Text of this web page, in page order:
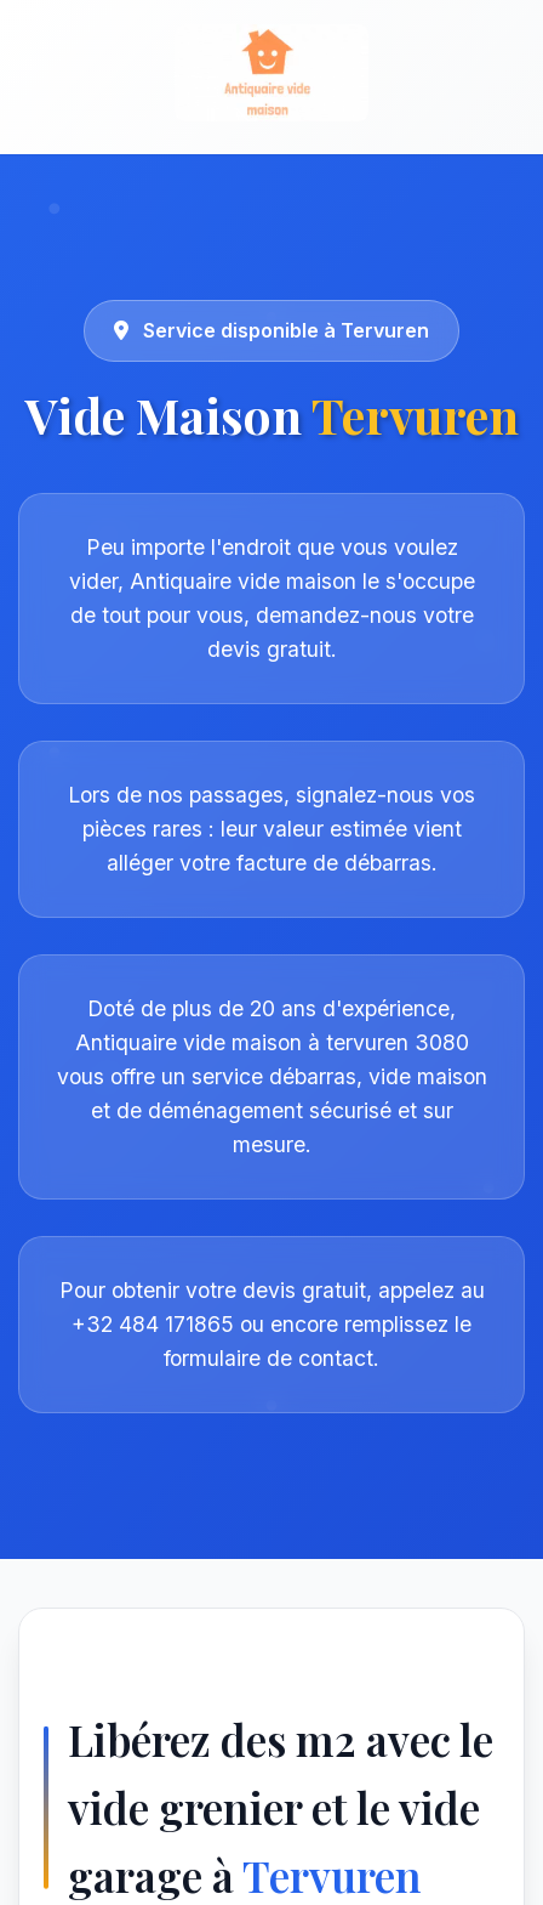
Service disponible à Tervuren
Vide MaisonTervuren
Peu importe l'endroit que vous voulez
vider, Antiquaire vide maison le s'occupe
de tout pour vous, demandez-nous votre
devis gratuit.
Lors de nos passages, signalez-nous vos
pièces rares : leur valeur estimée vient
alléger votre facture de débarras.
Doté de plus de 20 ans d'expérience,
Antiquaire vide maison à tervuren 3080
vous offre un service débarras, vide maison
et de déménagement sécurisé et sur
mesure.
Pour obtenir votre devis gratuit, appelez au
+32 484 171865 ou encore remplissez le
formulaire de contact.
Libérez des m2 avec le
vide grenier et le vide
garage àTervuren